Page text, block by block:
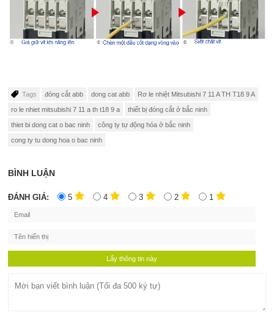
Tags đóng cắt abb dong cat abb Rơ le nhiệt Mitsubishi 7 11 A TH T18 9 A
ro le nhiet mitsubishi 7 11 a th t18 9 a thiết bị đóng cắt ở bắc ninh
thiet bi dong cat o bac ninh công ty tự động hóa ở bắc ninh
cong ty tu dong hoa o bac ninh
BÌNH LUẬN
ĐÁNH GIÁ: 5 4 3 2 1